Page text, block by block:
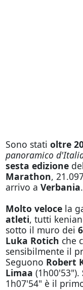
Sono stati oltre
panoramico
sesta edizione
Marathon,
arrivo a Verbania.
Molto velocela
atleti, tutti
sotto il muro dei
Luka Rotich che
sensibilmente il
Seguono Robert
Limaa (1h00'53").
1h07'54" è il